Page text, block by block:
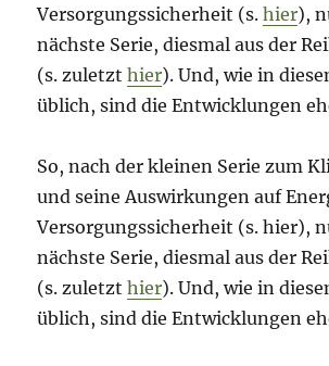
Versorgungssicherheit (s.hier),
nächste Serie, diesmal aus der
(s. zuletzthier). Und, wie in
üblich, sind die Entwicklungen
So, nach der kleinen Serie zum
und seine Auswirkungen auf
Versorgungssicherheit (s. hier),
nächste Serie, diesmal aus der
(s. zuletzthier). Und, wie in
üblich, sind die Entwicklungen